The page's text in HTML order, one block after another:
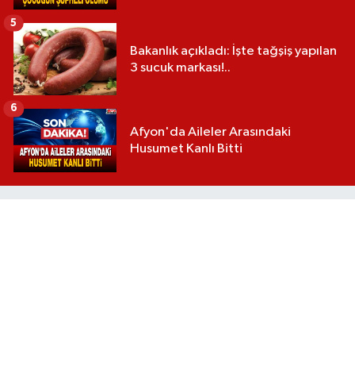
Bakanlık açıkladı: İşte tağşiş yapılan
3 sucuk markası!..
5
Afyon'da Aileler Arasındaki
Husumet Kanlı Bitti
6